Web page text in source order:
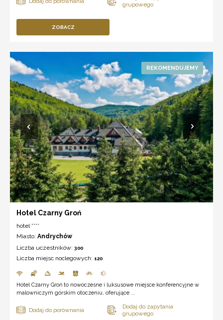
ZOBACZ
Hotel Czarny Groń
hotel ****
Miasto: Andrychów
Liczba uczestników: 300
Liczba miejsc noclegowych: 120
Hotel Czarny Groń to nowoczesne i luksusowe miejsce konferencyjne w
malowniczym górskim otoczeniu, oferujące ...